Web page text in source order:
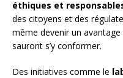
éthiques et
des citoyens et des
même devenir un
sauront s’y conformer.
Des initiatives comme le